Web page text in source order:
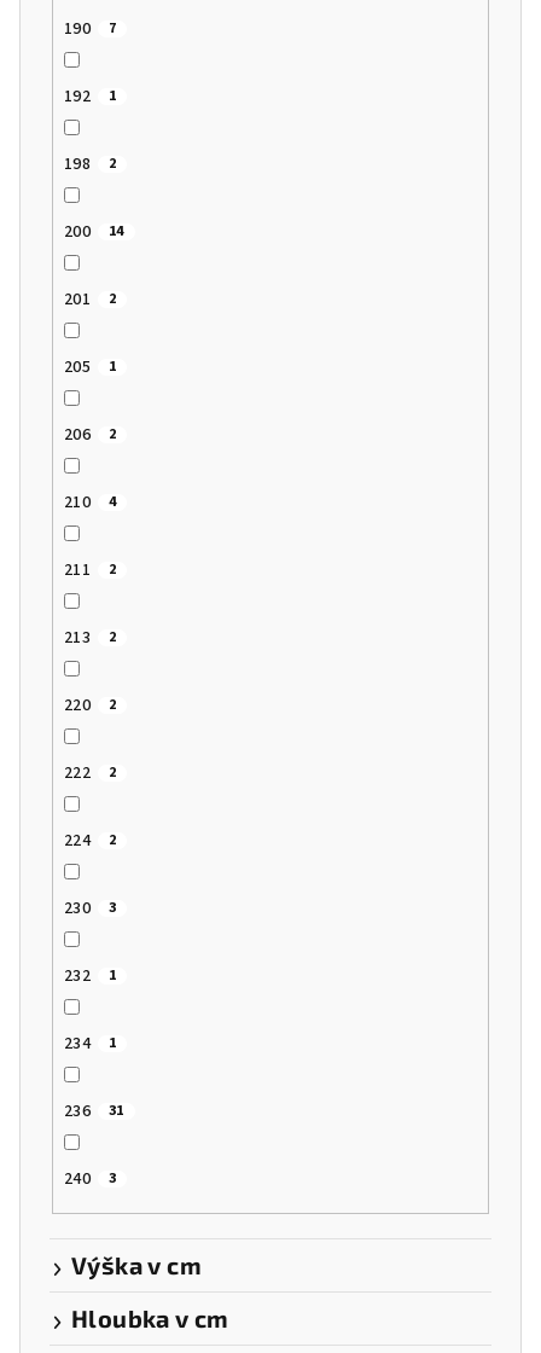
190 7
192 1
198 2
200 14
201 2
205 1
206 2
210 4
211 2
213 2
220 2
222 2
224 2
230 3
232 1
234 1
236 31
240 3
Výška v cm
Hloubka v cm